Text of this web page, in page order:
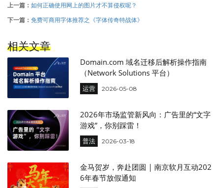
上一篇： 如何正确使用网上的图片才不算侵权呢？
下一篇： 免费可商用字体推荐之《字体传奇特战体》
相关文章
Domain.com 域名迁移后解析操作指南
（Network Solutions 平台）
运营 2026-05-08
2026年市场监管新风向：广告里的“文字
游戏”，你别踩雷！
普法 2026-03-18
金马贺岁，奔赴团圆 | 南京软月互动202
6年春节放假通知